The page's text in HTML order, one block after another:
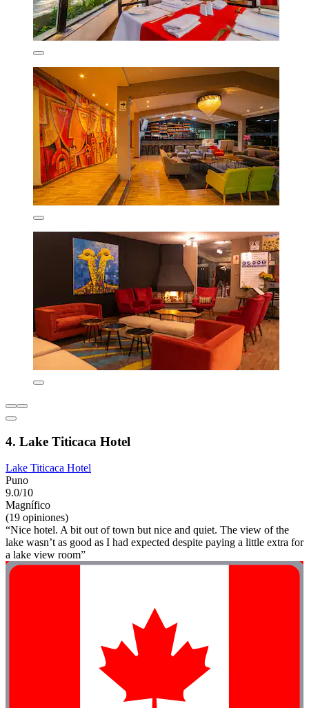
4. Lake Titicaca Hotel
Lake Titicaca Hotel
Puno
9.0/10
Magnífico
(19 opiniones)
“Nice hotel. A bit out of town but nice and quiet. The view of the
lake wasn’t as good as I had expected despite paying a little extra for
a lake view room”